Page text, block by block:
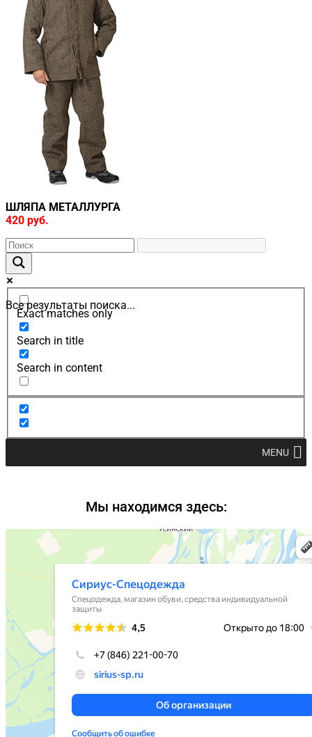
ШЛЯПА МЕТАЛЛУРГА
420 руб.
Все результаты поиска...
Exact matches only
Search in title
Search in content
MENU
Мы находимся здесь: